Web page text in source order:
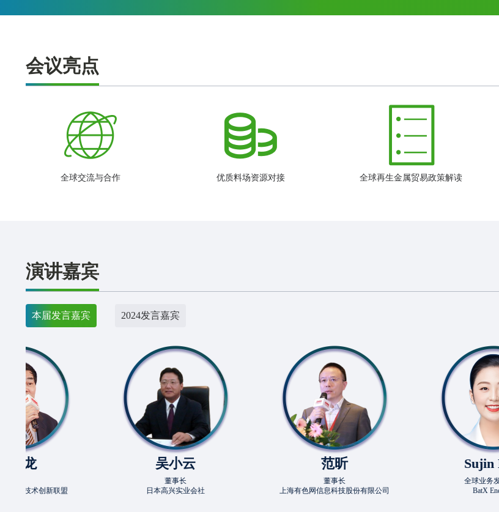
会议亮点
全球交流与合作 优质料场资源对接 全球再生金属贸易政策解读
演讲嘉宾
本届发言嘉宾 2024发言嘉宾
新联盟
日本高兴实业会社
上海有色网信息科技股份有限公司
Sujin Kim
全球业务发展主管
BatX Energies